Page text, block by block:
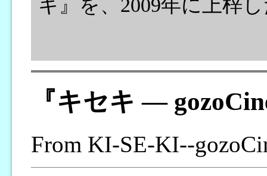
キ』を、2009年に上梓
『キセキ ―
From KI-SE-KI--